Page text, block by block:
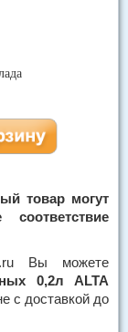
товар могут
соответствие
Вы можете
0,2л ALTA
с доставкой до